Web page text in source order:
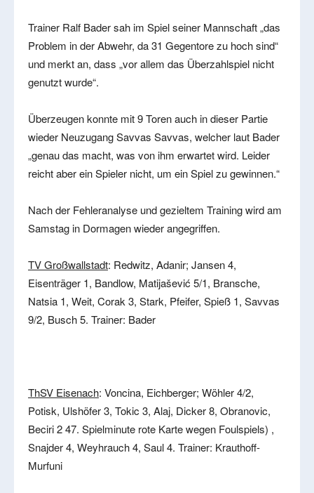
Trainer Ralf Bader sah im Spiel seiner Mannschaft „das
Problem in der Abwehr, da 31 Gegentore zu hoch sind“
und merkt an, dass „vor allem das Überzahlspiel nicht
genutzt wurde“.
Überzeugen konnte mit 9 Toren auch in dieser Partie
wieder Neuzugang Savvas Savvas, welcher laut Bader
„genau das macht, was von ihm erwartet wird. Leider
reicht aber ein Spieler nicht, um ein Spiel zu gewinnen.“
Nach der Fehleranalyse und gezieltem Training wird am
Samstag in Dormagen wieder angegriffen.
TV Großwallstadt: Redwitz, Adanir; Jansen 4,
Eisenträger 1, Bandlow, Matijašević 5/1, Bransche,
Natsia 1, Weit, Corak 3, Stark, Pfeifer, Spieß 1, Savvas
9/2, Busch 5. Trainer: Bader
ThSV Eisenach: Voncina, Eichberger; Wöhler 4/2,
Potisk, Ulshöfer 3, Tokic 3, Alaj, Dicker 8, Obranovic,
Beciri 2 47. Spielminute rote Karte wegen Foulspiels) ,
Snajder 4, Weyhrauch 4, Saul 4. Trainer: Krauthoff-
Murfuni